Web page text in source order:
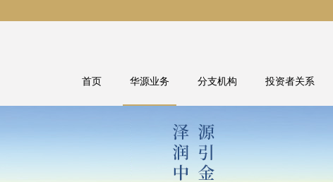
首页 华源业务 分支机构 投资者关系